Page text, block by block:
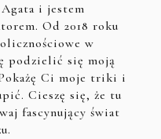
i jestem
Od 2018 roku
w
podzielić się moją
Ci moje triki i
Cieszę się, że tu
fascynujący świat